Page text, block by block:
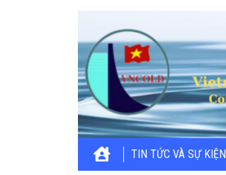
TIN TỨC VÀ SỰ KIỆN